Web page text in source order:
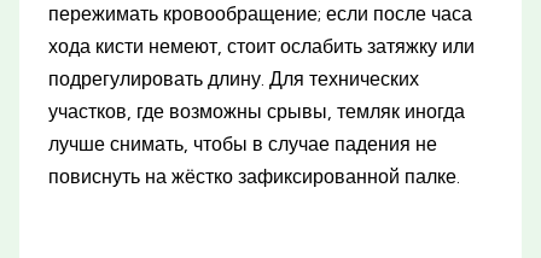
пережимать кровообращение; если после часа
хода кисти немеют, стоит ослабить затяжку или
подрегулировать длину. Для технических
участков, где возможны срывы, темляк иногда
лучше снимать, чтобы в случае падения не
повиснуть на жёстко зафиксированной палке.